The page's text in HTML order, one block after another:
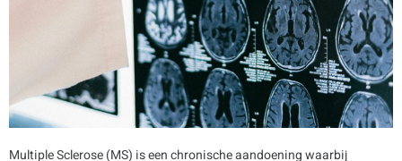
Multiple Sclerose (MS) is een chronische aandoening waarbij